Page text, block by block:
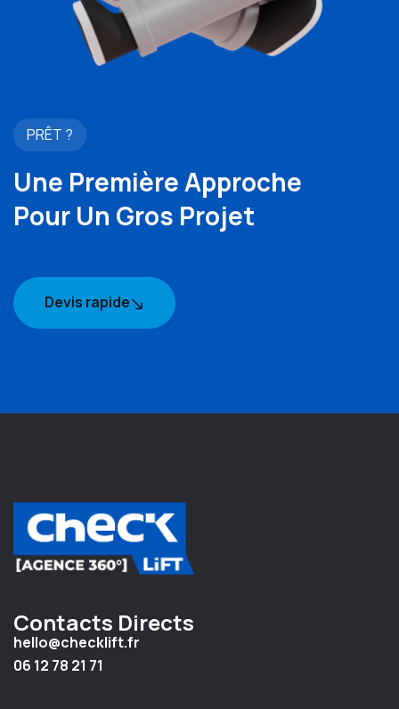
PRÊT ?
Une Première Approche
Pour Un Gros Projet
Devis rapide
Contacts Directs
hello@checklift.fr
06 12 78 21 71